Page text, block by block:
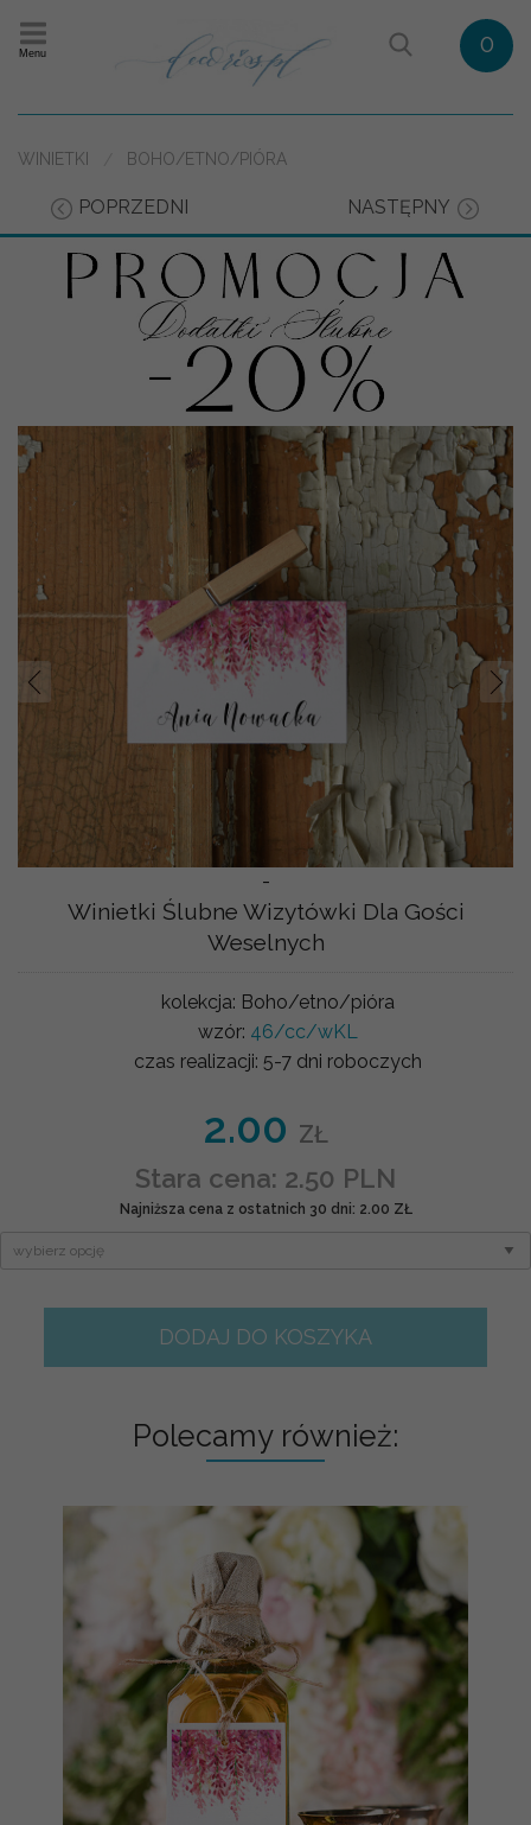
Menu 0
WINIETKI BOHO/ETNO/PIÓRA
POPRZEDNI NASTĘPNY
-
Prev
Winietki Ślubne Wizytówki Dla Gości
Weselnych
kolekcja: Boho/etno/pióra
wzór: 46/cc/wKL
czas realizacji: 5-7 dni roboczych
2.00 ZŁ
Stara cena: 2.50 PLN
Najniższa cena z ostatnich 30 dni: 2.00 ZŁ
DODAJ DO KOSZYKA
Polecamy również: